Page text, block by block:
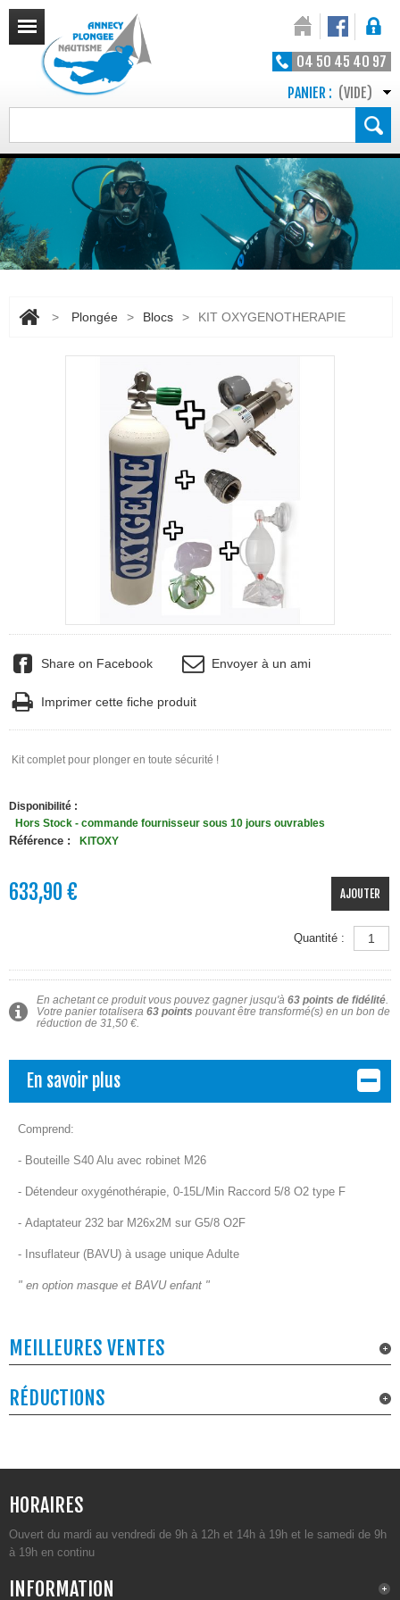
04 50 45 40 97
PANIER : (VIDE)
> Plongée > Blocs > KIT OXYGENOTHERAPIE
Share on Facebook Envoyer à un ami
Imprimer cette fiche produit
Kit complet pour plonger en toute sécurité !
Disponibilité :
Hors Stock - commande fournisseur sous 10 jours ouvrables
Référence : KITOXY
633,90 € AJOUTER
Quantité :
En achetant ce produit vous pouvez gagner jusqu'à 63points de fidélité.
Votre panier totalisera 63points pouvant être transformé(s) en un bon de
réduction de 31,50 €.
En savoir plus
Comprend:
- Bouteille S40 Alu avec robinet M26
- Détendeur oxygénothérapie, 0-15L/Min Raccord 5/8 O2 type F
- Adaptateur 232 bar M26x2M sur G5/8 O2F
- Insuflateur (BAVU) à usage unique Adulte
" en option masque et BAVU enfant "
MEILLEURES VENTES
RÉDUCTIONS
HORAIRES
Ouvert du mardi au vendredi de 9h à 12h et 14h à 19h et le samedi de 9h
à 19h en continu
INFORMATION